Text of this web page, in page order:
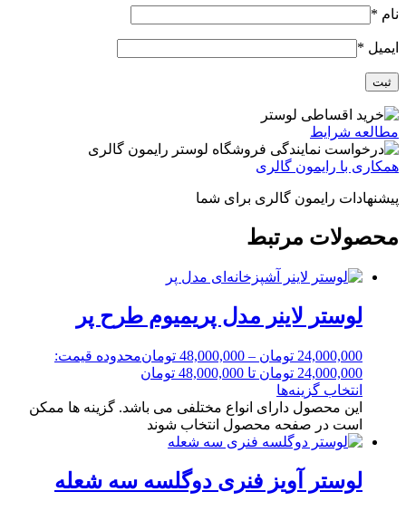
نام *
ایمیل *
مطالعه شرایط
همکاری با رایمون گالری
پیشنهادات رایمون گالری برای شما
محصولات مرتبط
لوستر لاینر مدل پریمیوم طرح پر
24,000,000 تومان –
48,000,000 تومانمحدوده قیمت:
24,000,000 تومان تا 48,000,000 تومان
انتخاب گزینه‌ها
این محصول دارای انواع مختلفی می باشد. گزینه ها ممکن
است در صفحه محصول انتخاب شوند
لوستر آویز فنری دوگلسه سه شعله